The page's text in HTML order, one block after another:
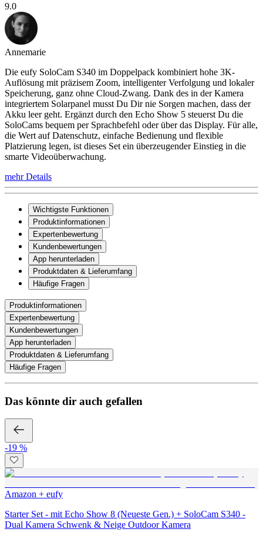
9.0
Annemarie
Die eufy SoloCam S340 im Doppelpack kombiniert hohe 3K-
Auflösung mit präzisem Zoom, intelligenter Verfolgung und lokaler
Speicherung, ganz ohne Cloud-Zwang. Dank des in der Kamera
integriertem Solarpanel musst Du Dir nie Sorgen machen, dass der
Akku leer geht. Ergänzt durch den Echo Show 5 steuerst Du die
SoloCams bequem per Sprachbefehl oder über das Display. Für alle,
die Wert auf Datenschutz, einfache Bedienung und flexible
Platzierung legen, ist dieses Set ein überzeugender Einstieg in die
smarte Videoüberwachung.
mehr Details
Wichtigste Funktionen
Produktinformationen
Expertenbewertung
Kundenbewertungen
App herunterladen
Produktdaten & Lieferumfang
Häufige Fragen
Produktinformationen
Expertenbewertung
Kundenbewertungen
App herunterladen
Produktdaten & Lieferumfang
Häufige Fragen
Das könnte dir auch gefallen
-19 %
Amazon + eufy
Starter Set - mit Echo Show 8 (Neueste Gen.) + SoloCam S340 -
Dual Kamera Schwenk & Neige Outdoor Kamera